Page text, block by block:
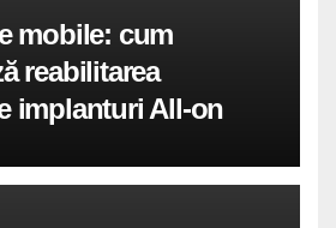
mobile: cum
reabilitarea
implanturi All-on